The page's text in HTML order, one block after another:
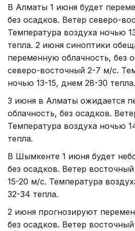
В Алматы 1 июня будет
без осадков. Ветер северо-
Температура воздуха ночью
тепла. 2 июня синоптики
переменную облачность, без
северо-восточный 2-7 м/с.
ночью 13-15, днем 28-30 тепла.
3 июня в Алматы ожидается
облачность, без осадков.
Температура воздуха ночью
тепла.
В Шымкенте 1 июня будет
без осадков. Ветер
15-20 м/с. Температура
32-34 тепла.
2 июня прогнозируют
без осадков. Ветер